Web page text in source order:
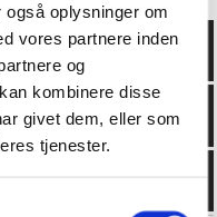
oplysninger om
vores partnere inden
og
kombinere disse
givet dem, eller som
tjenester.